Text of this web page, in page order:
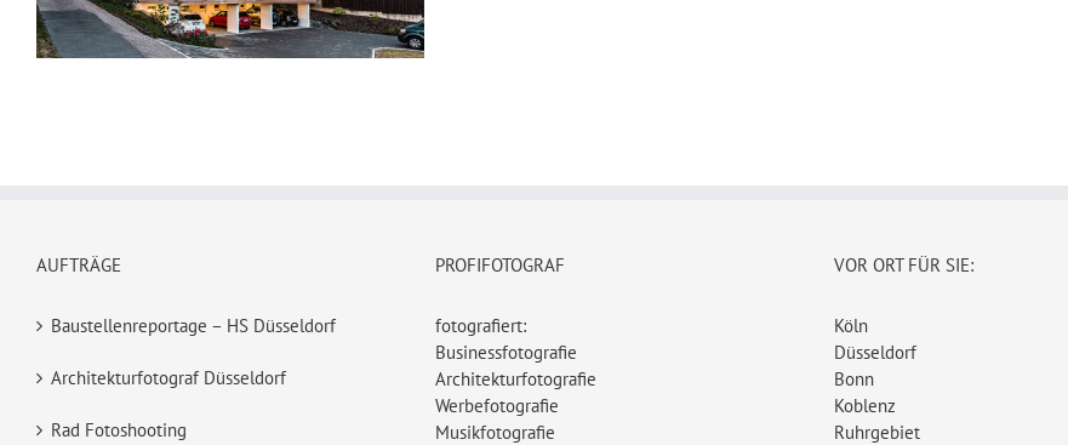
AUFTRÄGE
Baustellenreportage – HS Düsseldorf
Architekturfotograf Düsseldorf
Rad Fotoshooting
PROFIFOTOGRAF
fotografiert:
Businessfotografie
Architekturfotografie
Werbefotografie
Musikfotografie
VOR ORT FÜR SIE:
Köln
Düsseldorf
Bonn
Koblenz
Ruhrgebiet